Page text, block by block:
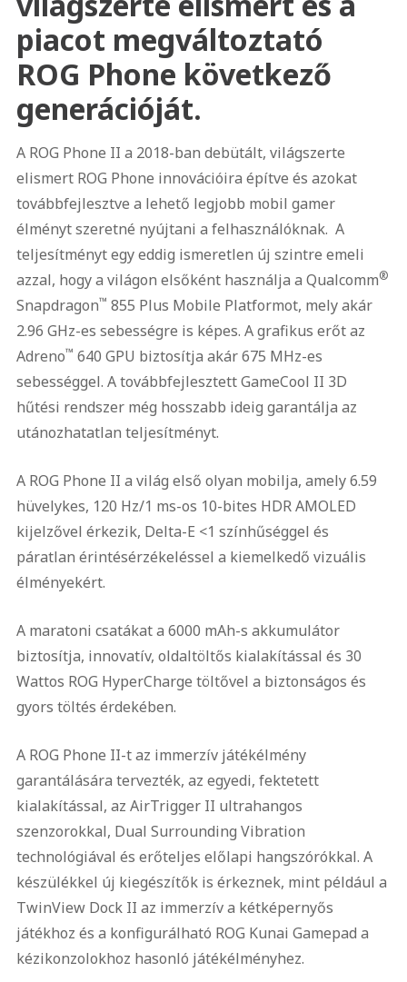
piacot megváltoztató
ROG Phone következő
generációját.
A ROG Phone II a 2018-ban debütált, világszerte
elismert ROG Phone innovációira építve és azokat
továbbfejlesztve a lehető legjobb mobil gamer
élményt szeretné nyújtani a felhasználóknak. A
teljesítményt egy eddig ismeretlen új szintre emeli
azzal, hogy a világon elsőként használja a Qualcomm®
Snapdragon™ 855 Plus Mobile Platformot, mely akár
2.96 GHz-es sebességre is képes. A grafikus erőt az
Adreno™ 640 GPU biztosítja akár 675 MHz-es
sebességgel. A továbbfejlesztett GameCool II 3D
hűtési rendszer még hosszabb ideig garantálja az
utánozhatatlan teljesítményt.
A ROG Phone II a világ első olyan mobilja, amely 6.59
hüvelykes, 120 Hz/1 ms-os 10-bites HDR AMOLED
kijelzővel érkezik, Delta-E <1 színhűséggel és
páratlan érintésérzékeléssel a kiemelkedő vizuális
élményekért.
A maratoni csatákat a 6000 mAh-s akkumulátor
biztosítja, innovatív, oldaltöltős kialakítással és 30
Wattos ROG HyperCharge töltővel a biztonságos és
gyors töltés érdekében.
A ROG Phone II-t az immerzív játékélmény
garantálására tervezték, az egyedi, fektetett
kialakítással, az AirTrigger II ultrahangos
szenzorokkal, Dual Surrounding Vibration
technológiával és erőteljes előlapi hangszórókkal. A
készülékkel új kiegészítők is érkeznek, mint például a
TwinView Dock II az immerzív a kétképernyős
játékhoz és a konfigurálható ROG Kunai Gamepad a
kézikonzolokhoz hasonló játékélményhez.